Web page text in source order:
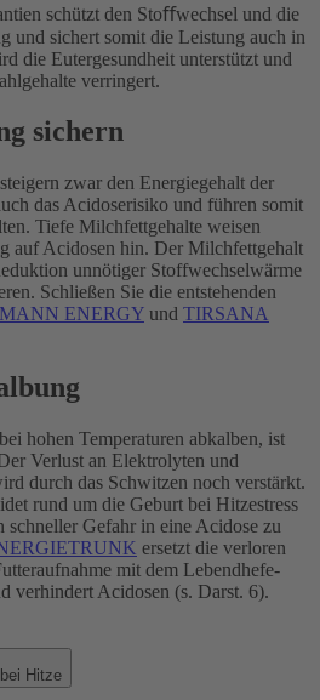
schützt den Stoﬀwechsel und die
und sichert somit die Leistung auch in
die Eutergesundheit unterstützt und
verringert.
sichern
zwar den Energiegehalt der
das Acidoserisiko und führen somit
Tiefe Milchfettgehalte weisen
auf Acidosen hin. Der Milchfettgehalt
unnötiger Stoffwechselwärme
Schließen Sie die entstehenden
ENERGY und TIRSANA
hohen Temperaturen abkalben, ist
Verlust an Elektrolyten und
durch das Schwitzen noch verstärkt.
rund um die Geburt bei Hitzestress
Gefahr in eine Acidose zu
ersetzt die verloren
mit dem Lebendhefe-
verhindert Acidosen (s. Darst. 6).
bei Hitze